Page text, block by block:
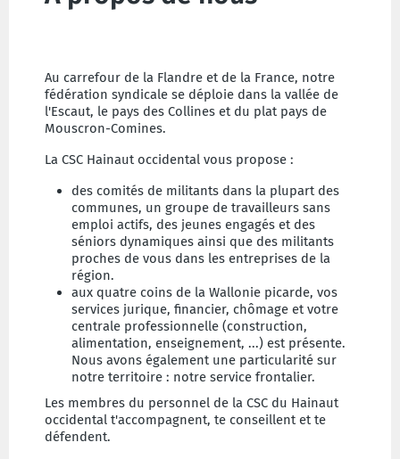
Au carrefour de la Flandre et de la France, notre
fédération syndicale se déploie dans la vallée de
l'Escaut, le pays des Collines et du plat pays de
Mouscron-Comines.
La CSC Hainaut occidental vous propose :
des comités de militants dans la plupart des
communes, un groupe de travailleurs sans
emploi actifs, des jeunes engagés et des
séniors dynamiques ainsi que des militants
proches de vous dans les entreprises de la
région.
aux quatre coins de la Wallonie picarde, vos
services jurique, financier, chômage et votre
centrale professionnelle (construction,
alimentation, enseignement, ...) est présente.
Nous avons également une particularité sur
notre territoire : notre service frontalier.
Les membres du personnel de la CSC du Hainaut
occidental t'accompagnent, te conseillent et te
défendent.